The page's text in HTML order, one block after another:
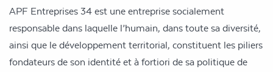
APF Entreprises 34 est une entreprise socialement
responsable dans laquelle l’humain, dans toute sa diversité,
ainsi que le développement territorial, constituent les piliers
fondateurs de son identité et à fortiori de sa politique de